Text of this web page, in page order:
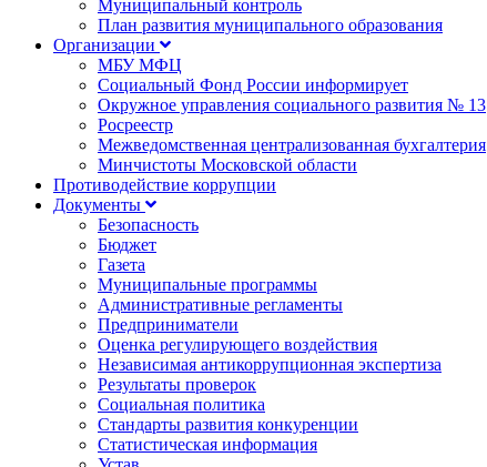
Муниципальный контроль
План развития муниципального образования
Организации
МБУ МФЦ
Социальный Фонд России информирует
Окружное управления социального развития № 13
Росреестр
Межведомственная централизованная бухгалтерия
Минчистоты Московской области
Противодействие коррупции
Документы
Безопасность
Бюджет
Газета
Муниципальные программы
Административные регламенты
Предприниматели
Оценка регулирующего воздействия
Независимая антикоррупционная экспертиза
Результаты проверок
Социальная политика
Стандарты развития конкуренции
Статистическая информация